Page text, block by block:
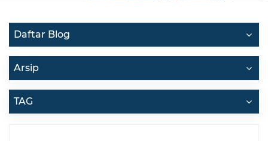
Daftar Blog
Arsip
TAG